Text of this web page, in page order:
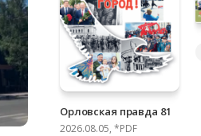
Орловская правда 81
2026.08.05, *PDF